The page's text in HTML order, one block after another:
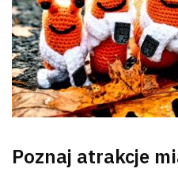
Poznaj atrakcje